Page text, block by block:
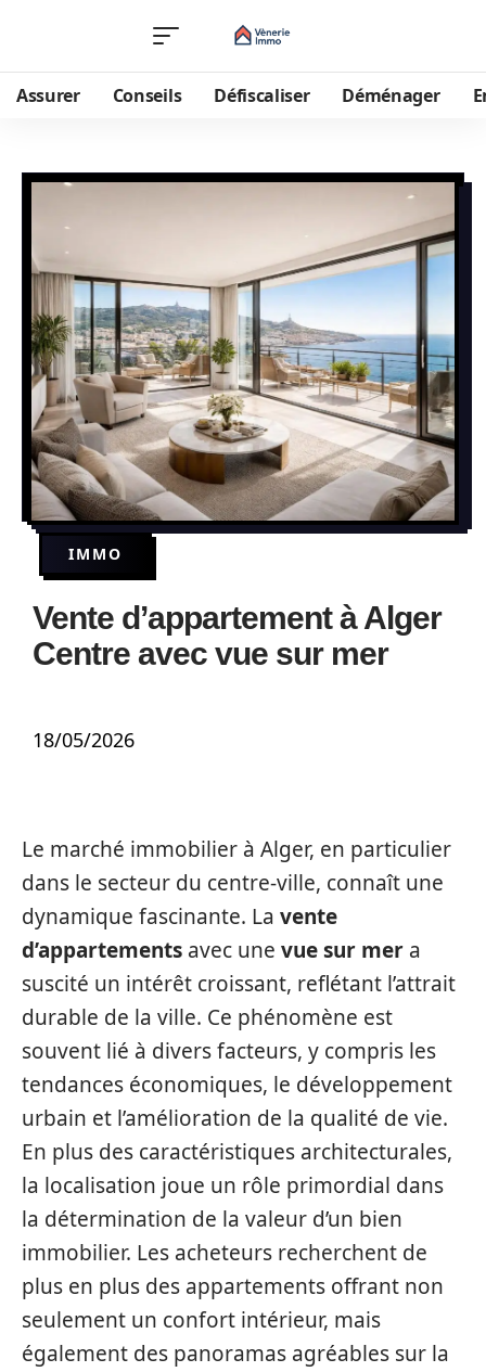
Assurer Conseils Défiscaliser Déménager
IMMO
Vente d’appartement à Alger
Centre avec vue sur mer
18/05/2026
Le marché immobilier à Alger, en particulier
dans le secteur du centre-ville, connaît une
dynamique fascinante. La vente
d’appartements avec une vue sur mer a
suscité un intérêt croissant, reflétant l’attrait
durable de la ville. Ce phénomène est
souvent lié à divers facteurs, y compris les
tendances économiques, le développement
urbain et l’amélioration de la qualité de vie.
En plus des caractéristiques architecturales,
la localisation joue un rôle primordial dans
la détermination de la valeur d’un bien
immobilier. Les acheteurs recherchent de
plus en plus des appartements offrant non
seulement un confort intérieur, mais
également des panoramas agréables sur la